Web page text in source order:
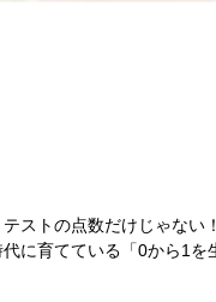
テストの点数だけじゃない
に育てている「0から1を